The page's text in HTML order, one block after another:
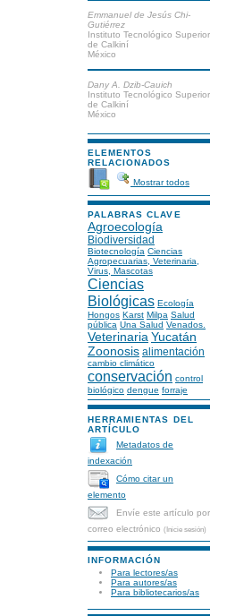
Emmanuel de Jesús Chi-
Gutiérrez
Instituto Tecnológico Superior
de Calkiní
México
Dany A. Dzib-Cauich
Instituto Tecnológico Superior
de Calkiní
México
ELEMENTOS
RELACIONADOS
Mostrar todos
PALABRAS CLAVE
Agroecología
Biodiversidad
Biotecnología Ciencias
Agropecuarias, Veterinaria,
Virus, Mascotas
Ciencias
Biológicas Ecología
Hongos Karst Milpa Salud
pública Una Salud Venados.
VeterinariaYucatán
Zoonosis alimentación
cambio climático
conservación control
biológico dengue forraje
HERRAMIENTAS DEL
ARTÍCULO
Metadatos de
indexación
Cómo citar un
elemento
Envíe este artículo por
correo electrónico (Inicie sesión)
INFORMACIÓN
Para lectores/as
Para autores/as
Para bibliotecarios/as